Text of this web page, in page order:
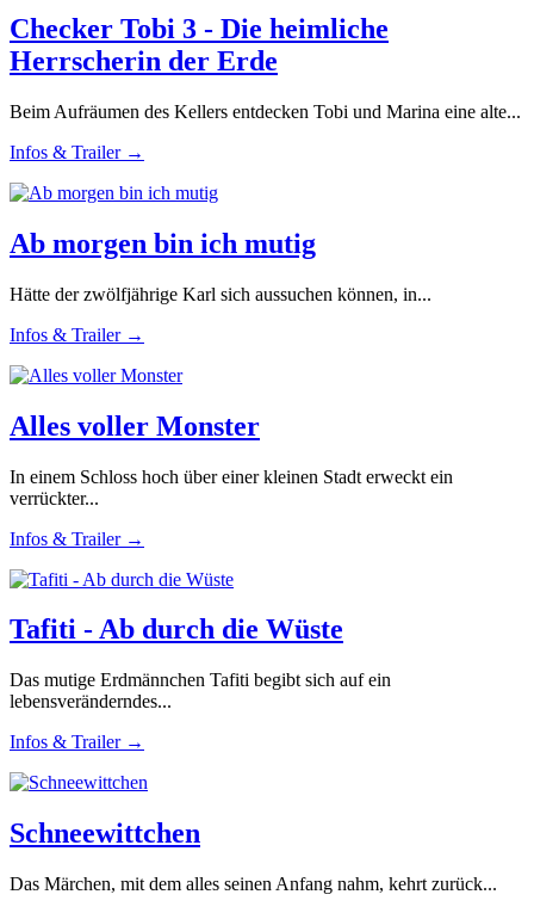
Checker Tobi 3 - Die heimliche
Herrscherin der Erde
Beim Aufräumen des Kellers entdecken Tobi und Marina eine alte...
Infos & Trailer →
Ab morgen bin ich mutig
Hätte der zwölfjährige Karl sich aussuchen können, in...
Infos & Trailer →
Alles voller Monster
In einem Schloss hoch über einer kleinen Stadt erweckt ein
verrückter...
Infos & Trailer →
Tafiti - Ab durch die Wüste
Das mutige Erdmännchen Tafiti begibt sich auf ein
lebensveränderndes...
Infos & Trailer →
Schneewittchen
Das Märchen, mit dem alles seinen Anfang nahm, kehrt zurück...